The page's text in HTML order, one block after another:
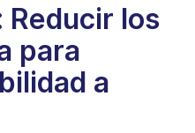
Reducir los
para
a